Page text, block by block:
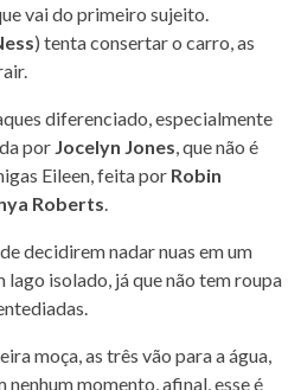
vai do primeiro sujeito.
) tenta consertar o carro, as
diferenciado, especialmente
por Jocelyn Jones , que não é
Eileen, feita por Robin
Roberts
decidirem nadar nuas em um
lago isolado, já que não tem roupa
moça, as três vão para a água,
nenhum momento, afinal, esse é